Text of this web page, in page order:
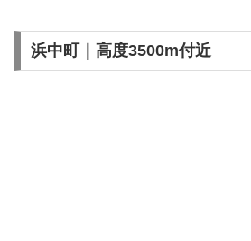
浜中町｜高度3500m付近